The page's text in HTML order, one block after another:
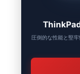
圧倒的な性能と堅